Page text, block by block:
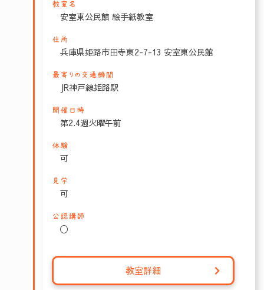
教室名
安室東公民館 絵手紙教室
住所
兵庫県姫路市田寺東2-7-13 安室東公民館
最寄りの交通機関
JR神戸線姫路駅
開催日時
第2.4週火曜午前
体験
可
見学
可
公認講師
〇
教室詳細